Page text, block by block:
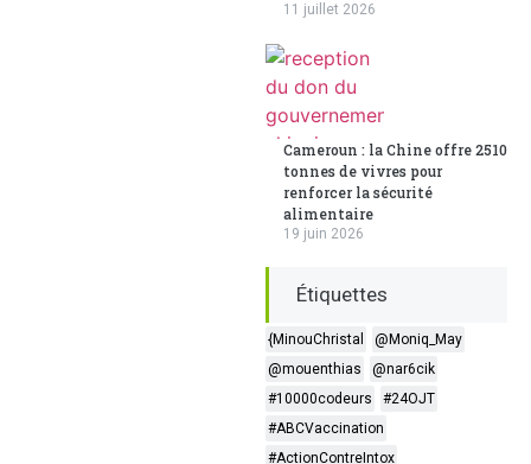
11 juillet 2026
Cameroun : la Chine offre 2510
tonnes de vivres pour
renforcer la sécurité
alimentaire
19 juin 2026
Étiquettes
{MinouChristal
@Moniq_May
@mouenthias
@nar6cik
#10000codeurs
#24OJT
#ABCVaccination
#ActionContreIntox